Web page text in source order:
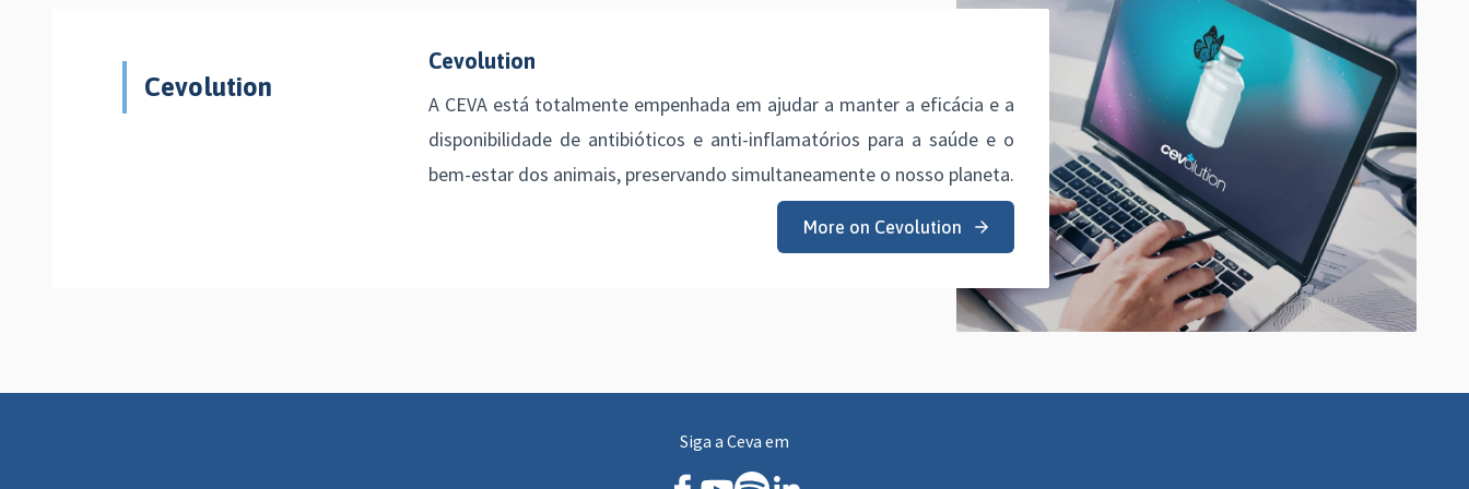
Cevolution
Cevolution
A CEVA está totalmente empenhada em ajudar a manter a eficácia e a
disponibilidade de antibióticos e anti-inflamatórios para a saúde e o
bem-estar dos animais, preservando simultaneamente o nosso planeta.
More on Cevolution
Siga a Ceva em